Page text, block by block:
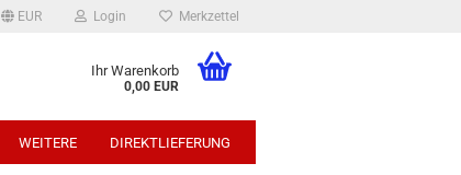
EUR Login Merkzettel
Ihr Warenkorb
0,00 EUR
DIREKTLIEFERUNG
WEITERE